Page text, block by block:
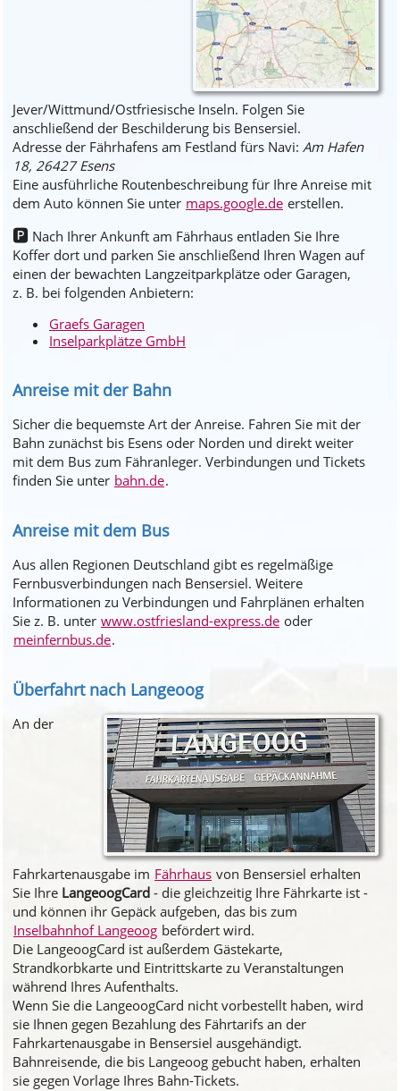
Jever/Wittmund/Ostfriesische Inseln. Folgen Sie
anschließend der Beschilderung bis Bensersiel.
Adresse der Fährhafens am Festland fürs Navi:Am Hafen
18, 26427 Esens
Eine ausführliche Routenbeschreibung für Ihre Anreise mit
dem Auto können Sie unter maps.google.de erstellen.
🅿️ Nach Ihrer Ankunft am Fährhaus entladen Sie Ihre
Koffer dort und parken Sie anschließend Ihren Wagen auf
einen der bewachten Langzeitparkplätze oder Garagen,
z. B. bei folgenden Anbietern:
Graefs Garagen
Inselparkplätze GmbH
Anreise mit der Bahn
Sicher die bequemste Art der Anreise. Fahren Sie mit der
Bahn zunächst bis Esens oder Norden und direkt weiter
mit dem Bus zum Fähranleger. Verbindungen und Tickets
finden Sie unter bahn.de.
Anreise mit dem Bus
Aus allen Regionen Deutschland gibt es regelmäßige
Fernbusverbindungen nach Bensersiel. Weitere
Informationen zu Verbindungen und Fahrplänen erhalten
Sie z. B. unter www.ostfriesland-express.de oder
meinfernbus.de.
Überfahrt nach Langeoog
An der
Fahrkartenausgabe im Fährhaus von Bensersiel erhalten
Sie Ihre LangeoogCard - die gleichzeitig Ihre Fährkarte ist -
und können ihr Gepäck aufgeben, das bis zum
Inselbahnhof Langeoog befördert wird.
Die LangeoogCard ist außerdem Gästekarte,
Strandkorbkarte und Eintrittskarte zu Veranstaltungen
während Ihres Aufenthalts.
Wenn Sie die LangeoogCard nicht vorbestellt haben, wird
sie Ihnen gegen Bezahlung des Fährtarifs an der
Fahrkartenausgabe in Bensersiel ausgehändigt.
Bahnreisende, die bis Langeoog gebucht haben, erhalten
sie gegen Vorlage Ihres Bahn-Tickets.